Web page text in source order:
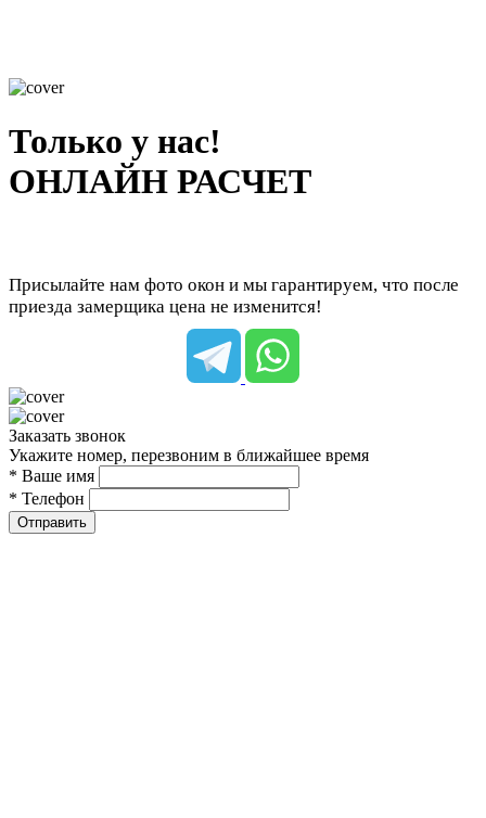
Только у нас!
ОНЛАЙН РАСЧЕТ
Присылайте нам фото окон и мы гарантируем, что после
приезда замерщика цена не изменится!
Заказать звонок
Укажите номер, перезвоним в ближайшее время
* Ваше имя
* Телефон
Отправить